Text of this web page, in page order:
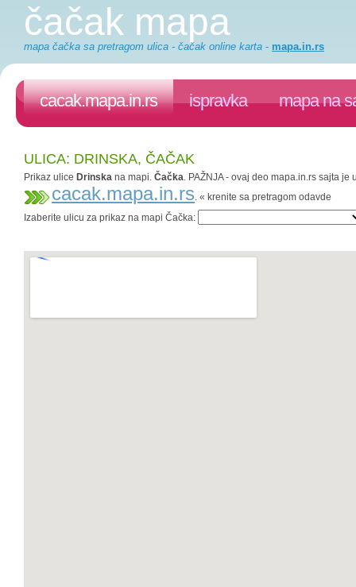
čačak mapa
mapa čačka sa pretragom ulica - čačak online karta - mapa.in.rs
cacak.mapa.in.rs ispravka mapa na
ULICA: DRINSKA, ČAČAK
Prikaz ulice Drinska na mapi. Čačka. PAŽNJA - ovaj deo mapa.in.rs sajta
cacak.mapa.in.rs. « krenite sa pretragom odavde
Izaberite ulicu za prikaz na mapi Čačka: